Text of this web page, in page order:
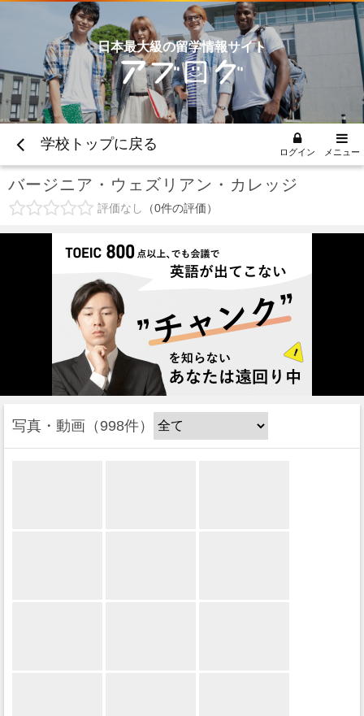
日本最大級の留学情報サイト
学校トップに戻る ログイン メニュー
バージニア・ウェズリアン・カレッジ
評価なし 0件の評価
写真・動画 998件